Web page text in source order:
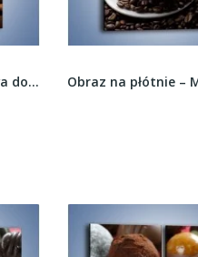
Obraz na płótnie – Kawa dobrze przechowywana –...